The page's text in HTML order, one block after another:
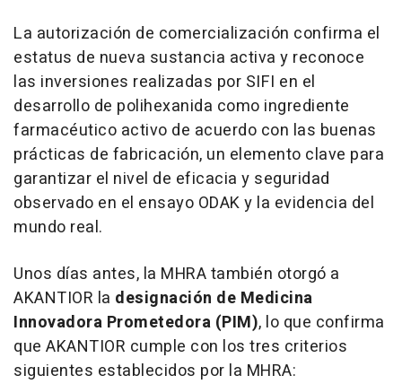
La autorización de comercialización confirma el
estatus de nueva sustancia activa y reconoce
las inversiones realizadas por SIFI en el
desarrollo de polihexanida como ingrediente
farmacéutico activo de acuerdo con las buenas
prácticas de fabricación, un elemento clave para
garantizar el nivel de eficacia y seguridad
observado en el ensayo ODAK y la evidencia del
mundo real.
Unos días antes, la MHRA también otorgó a
AKANTIOR la designación de Medicina
Innovadora Prometedora (PIM), lo que confirma
que AKANTIOR cumple con los tres criterios
siguientes establecidos por la MHRA: